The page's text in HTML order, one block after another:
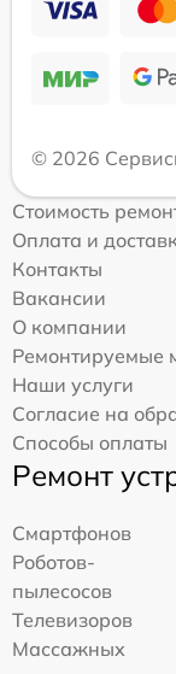
© 2026
Стоимость
Оплата и
Контакты
Вакансии
О компании
Ремонтируемые
Наши услуги
Согласие на
Способы оплаты
Ремонт
Смартфонов
Роботов-
пылесосов
Телевизоров
Массажных